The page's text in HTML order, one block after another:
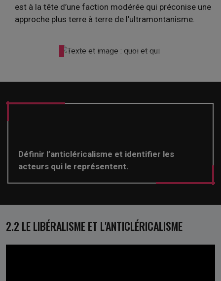
est à la tête d’une faction modérée qui préconise une
approche plus terre à terre de l’ultramontanisme.
Définir l’anticléricalisme et identifier les
acteurs qui le représentent.
2.2 LE LIBÉRALISME ET L'ANTICLÉRICALISME